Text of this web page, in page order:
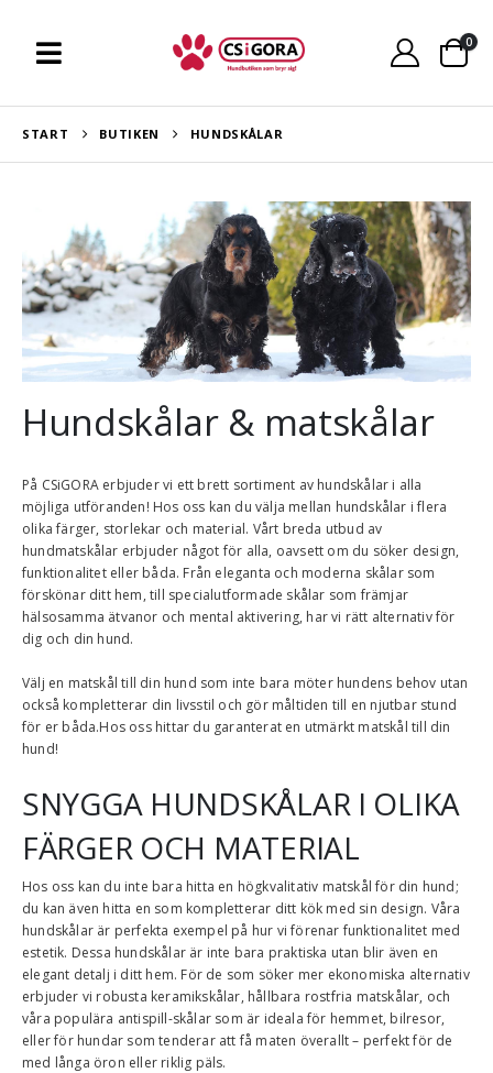
0
START BUTIKEN HUNDSKÅLAR
Hundskålar & matskålar
På CSiGORA erbjuder vi ett brett sortiment av hundskålar i alla
möjliga utföranden! Hos oss kan du välja mellan hundskålar i flera
olika färger, storlekar och material. Vårt breda utbud av
hundmatskålar erbjuder något för alla, oavsett om du söker design,
funktionalitet eller båda. Från eleganta och moderna skålar som
förskönar ditt hem, till specialutformade skålar som främjar
hälsosamma ätvanor och mental aktivering, har vi rätt alternativ för
dig och din hund.
Välj en matskål till din hund som inte bara möter hundens behov utan
också kompletterar din livsstil och gör måltiden till en njutbar stund
för er båda.Hos oss hittar du garanterat en utmärkt matskål till din
hund!
SNYGGA HUNDSKÅLAR I OLIKA
FÄRGER OCH MATERIAL
Hos oss kan du inte bara hitta en högkvalitativ matskål för din hund;
du kan även hitta en som kompletterar ditt kök med sin design. Våra
hundskålar är perfekta exempel på hur vi förenar funktionalitet med
estetik. Dessa hundskålar är inte bara praktiska utan blir även en
elegant detalj i ditt hem. För de som söker mer ekonomiska alternativ
erbjuder vi robusta keramikskålar, hållbara rostfria matskålar, och
våra populära antispill-skålar som är ideala för hemmet, bilresor,
eller för hundar som tenderar att få maten överallt – perfekt för de
med långa öron eller riklig päls.